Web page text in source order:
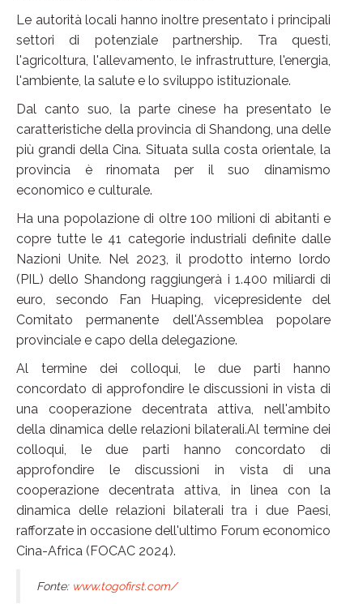
Le autorità locali hanno inoltre presentato i principali
settori di potenziale partnership. Tra questi,
l'agricoltura, l'allevamento, le infrastrutture, l'energia,
l'ambiente, la salute e lo sviluppo istituzionale.
Dal canto suo, la parte cinese ha presentato le
caratteristiche della provincia di Shandong, una delle
più grandi della Cina. Situata sulla costa orientale, la
provincia è rinomata per il suo dinamismo
economico e culturale.
Ha una popolazione di oltre 100 milioni di abitanti e
copre tutte le 41 categorie industriali definite dalle
Nazioni Unite. Nel 2023, il prodotto interno lordo
(PIL) dello Shandong raggiungerà i 1.400 miliardi di
euro, secondo Fan Huaping, vicepresidente del
Comitato permanente dell'Assemblea popolare
provinciale e capo della delegazione.
Al termine dei colloqui, le due parti hanno
concordato di approfondire le discussioni in vista di
una cooperazione decentrata attiva, nell'ambito
della dinamica delle relazioni bilaterali.Al termine dei
colloqui, le due parti hanno concordato di
approfondire le discussioni in vista di una
cooperazione decentrata attiva, in linea con la
dinamica delle relazioni bilaterali tra i due Paesi,
rafforzate in occasione dell'ultimo Forum economico
Cina-Africa (FOCAC 2024).
Fonte: www.togofirst.com/